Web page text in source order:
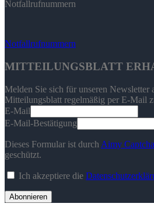
Notfallrufnummern
Notfallrufnummern
MITTEILUNGSBLATT
Melden Sie sich für unseren Newsletter
Mitteilungsblatt regelmäßig per E-Mail
E-Mail
E-Mail-Bestätigung
Dieses Formular ist durch Aimy
geschützt.
Ich akzeptiere die
Abonnieren